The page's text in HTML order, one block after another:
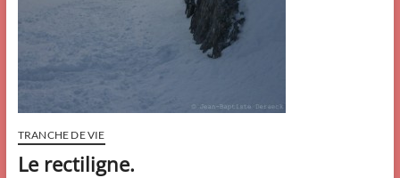
TRANCHE DE VIE
Le rectiligne.